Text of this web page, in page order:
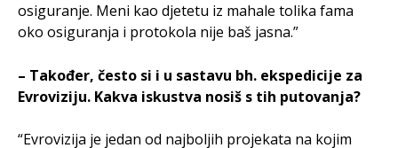
osiguranje. Meni kao djetetu iz mahale tolika fama
oko osiguranja i protokola nije baš jasna.”
– Također, često si i u sastavu bh. ekspedicije za
Evroviziju. Kakva iskustva nosiš s tih putovanja?
“Evrovizija je jedan od najboljih projekata na kojim